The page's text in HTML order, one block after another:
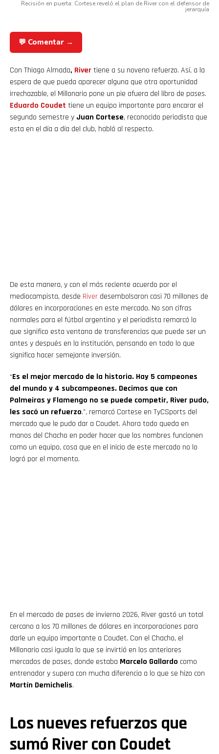
Recisión en puerta: Cortese reveló el plan de River con el defensor de
jerarquía
💬 Comentar →
Con Thiago Almada, Rivertiene a su noveno refuerzo. Así, a la
espera de que pueda aparecer alguna que otra oportunidad
irrechazable, el Millonario pone un pie afuera del libro de pases.
Eduardo Coudet tiene un equipo importante para encarar el
segundo semestre y Juan Cortese, reconocido periodista que
esta en el día a día del club, habló al respecto.
De esta manera, y con el más reciente acuerdo por el
mediocampista, desde River desembolsaron casi 70 millones de
dólares en incorporaciones en este mercado. No son cifras
normales para el fútbol argentino y el periodista remarcó lo
que significo esta ventana de transferencias que puede ser un
antes y después en la institución, pensando en todo lo que
significa hacer semejante inversión.
“Es el mejor mercado de la historia. Hay 5 campeones
del mundo y 4 subcampeones. Decimos que con
Palmeiras y Flamengo no se puede competir, River pudo,
les sacó un refuerzo.”, remarcó Cortese en TyCSports del
mercado que le pudo dar a Coudet. Ahora todo queda en
manos del Chacho en poder hacer que los nombres funcionen
como un equipo, cosa que en el inicio de este mercado no lo
logró por el momento.
En el mercado de pases de invierno 2026, River gastó un total
cercano a los 70 millones de dólares en incorporaciones para
darle un equipo importante a Coudet. Con el Chacho, el
Millonario casi iguala lo que se invirtió en los anteriores
mercados de pases, donde estaba Marcelo Gallardo como
entrenador y supera con mucha diferencia a lo que se hizo con
Martín Demichelis.
Los nueves refuerzos que
sumó River con Coudet